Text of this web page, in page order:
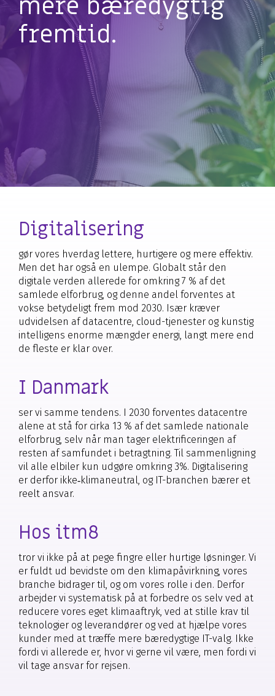
fremtid.
Digitalisering
gør vores hverdag lettere, hurtigere og mere effektiv.
Men det har også en ulempe. Globalt står den
digitale verden allerede for omkring 7 % af det
samlede elforbrug, og denne andel forventes at
vokse betydeligt frem mod 2030. Især kræver
udvidelsen af datacentre, cloud-tjenester og kunstig
intelligens enorme mængder energi, langt mere end
de fleste er klar over.
I Danmark
ser vi samme tendens. I 2030 forventes datacentre
alene at stå for cirka 13 % af det samlede nationale
elforbrug, selv når man tager elektrificeringen af
resten af samfundet i betragtning. Til sammenligning
vil alle elbiler kun udgøre omkring 3%. Digitalisering
er derfor ikke‑klimaneutral, og IT-branchen bærer et
reelt ansvar.
Hos itm8
tror vi ikke på at pege fingre eller hurtige løsninger. Vi
er fuldt ud bevidste om den klimapåvirkning, vores
branche bidrager til, og om vores rolle i den. Derfor
arbejder vi systematisk på at forbedre os selv ved at
reducere vores eget klimaaftryk, ved at stille krav til
teknologier og leverandører og ved at hjælpe vores
kunder med at træffe mere bæredygtige IT-valg. Ikke
fordi vi allerede er, hvor vi gerne vil være, men fordi vi
vil tage ansvar for rejsen.